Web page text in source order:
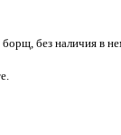
без наличия в